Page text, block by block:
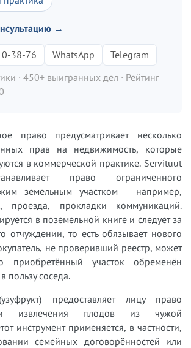
→
38-76 WhatsApp
Telegram
· 450+ выигранных дел · Рейтинг
право предусматривает несколько
прав на недвижимость, которые
в коммерческой практике. Servituut
право ограниченного
земельным участком - например,
проезда, прокладки коммуникаций.
в поземельной книге и следует за
отчуждении, то есть обязывает нового
не проверивший реестр, может
приобретённый участок обременён
пользу соседа.
предоставляет лицу право
и извлечения плодов из чужой
инструмент применяется, в частности,
семейных договорённостей или